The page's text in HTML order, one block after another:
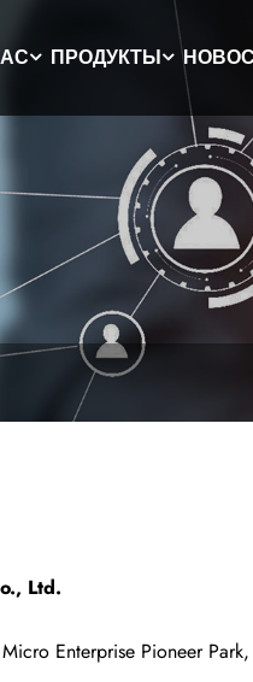
ПРОДУКТЫ
Ltd.
Enterprise Pioneer